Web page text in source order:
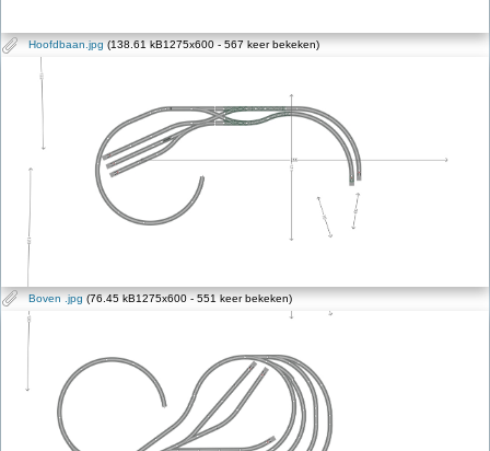
Hoofdbaan.jpg(138.61 kB1275x600 - 567 keer bekeken)
Boven .jpg (76.45 kB1275x600 - 551 keer bekeken)